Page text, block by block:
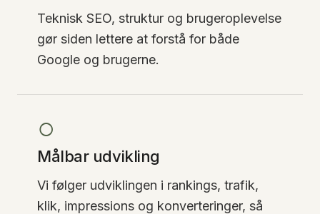
Teknisk SEO, struktur og brugeroplevelse
gør siden lettere at forstå for både
Google og brugerne.
○
Målbar udvikling
Vi følger udviklingen i rankings, trafik,
klik, impressions og konverteringer, så